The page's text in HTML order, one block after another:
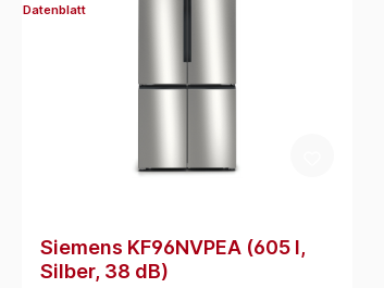
Datenblatt
Siemens KF96NVPEA (605 l,
Silber, 38 dB)